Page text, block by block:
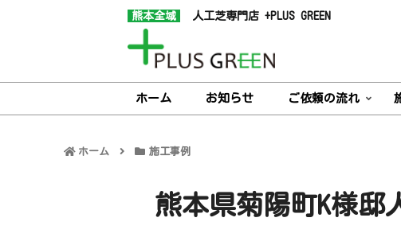
熊本全域 人工芝専門店 +PLUS GREEN
ホーム お知らせ ご依頼の流れ
ホーム 施工事例
熊本県菊陽町K様邸